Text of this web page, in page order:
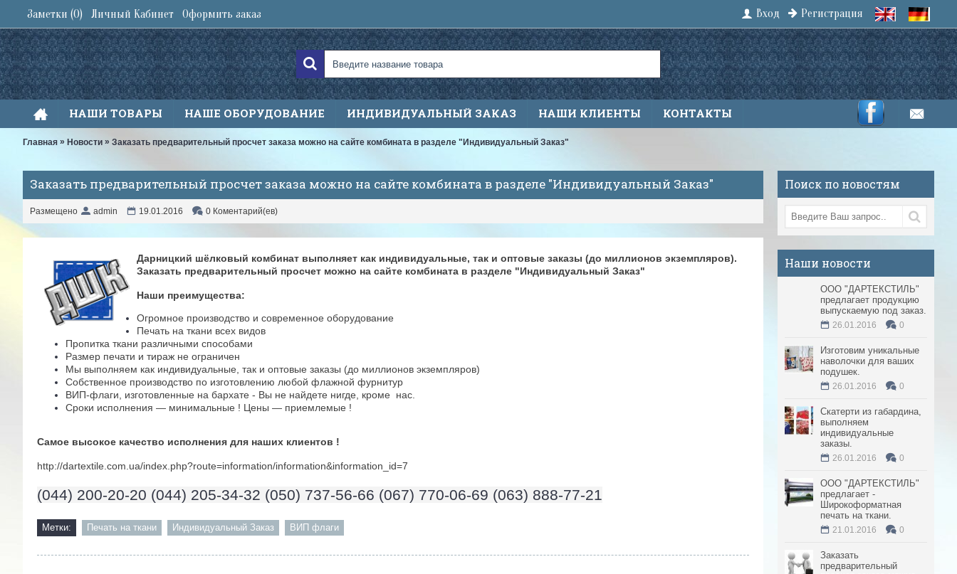
Заметки (0) Личный Кабинет Оформить заказ Вход Регистрация
НАШИ ТОВАРЫ НАШЕ ОБОРУДОВАНИЕ ИНДИВИДУАЛЬНЫЙ ЗАКАЗ НАШИ КЛИЕНТЫ КОНТАКТЫ
Главная » Новости » Заказать предварительный просчет заказа можно на сайте комбината в разделе "Индивидуальный Заказ"
Поиск по новостям
Наши новости
ООО "ДАРТЕКСТИЛЬ"
предлагает продукцию
выпускаемую под заказ.
26.01.2016 0
Изготовим уникальные
наволочки для ваших
подушек.
26.01.2016 0
Скатерти из габардина,
выполняем
индивидуальные
заказы.
26.01.2016 0
ООО "ДАРТЕКСТИЛЬ"
предлагает -
Широкоформатная
печать на ткани.
21.01.2016 0
Заказать
предварительный
Заказать предварительный просчет заказа можно на сайте комбината в разделе "Индивидуальный Заказ"
Размещено admin 19.01.2016 0 Коментарий(ев)
Дарницкий шёлковый комбинат выполняет как индивидуальные, так и оптовые заказы (до миллионов экземпляров).
Заказать предварительный просчет можно на сайте комбината в разделе "Индивидуальный Заказ"
Наши преимущества:
Огромное производство и современное оборудование
Печать на ткани всех видов
Пропитка ткани различными способами
Размер печати и тираж не ограничен
Мы выполняем как индивидуальные, так и оптовые заказы (до миллионов экземпляров)
Собственное производство по изготовлению любой флажной фурнитур
ВИП-флаги, изготовленные на бархате - Вы не найдете нигде, кроме нас.
Сроки исполнения — минимальные ! Цены — приемлемые !
Самое высокое качество исполнения для наших клиентов !
http://dartextile.com.ua/index.php?route=information/information&information_id=7
(044) 200-20-20 (044) 205-34-32 (050) 737-56-66 (067) 770-06-69 (063) 888-77-21
Метки: Печать на ткани Индивидуальный Заказ ВИП флаги